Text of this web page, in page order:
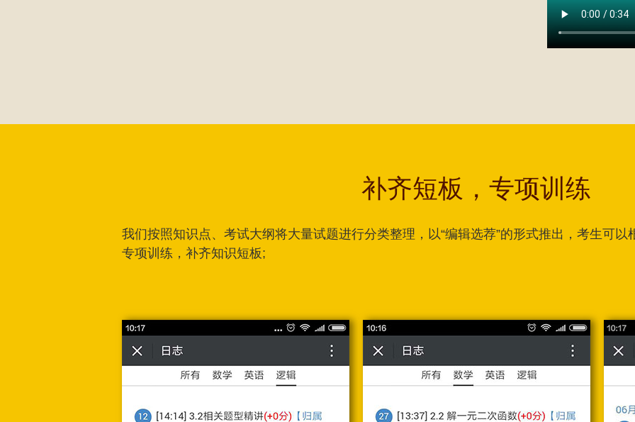
补齐短板，专项训练
我们按照知识点、考试大纲将大量试题进行分类整理，以“编辑选荐”的形式推出，考生可
专项训练，补齐知识短板;